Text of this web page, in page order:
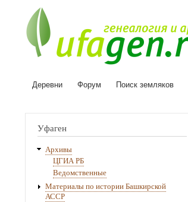
Основная
Деревни Форум Поиск земляков
Уфаген
Архивы
ЦГИА РБ
Ведомственные
Материалы по истории Башкирской
АССР